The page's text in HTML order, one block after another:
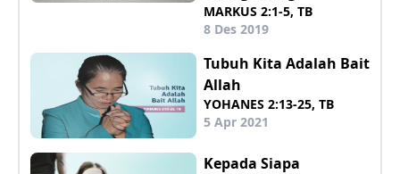
MARKUS 2:1-5, TB
8 Des 2019
Tubuh Kita Adalah Bait
Allah
YOHANES 2:13-25, TB
5 Apr 2021
Kepada Siapa